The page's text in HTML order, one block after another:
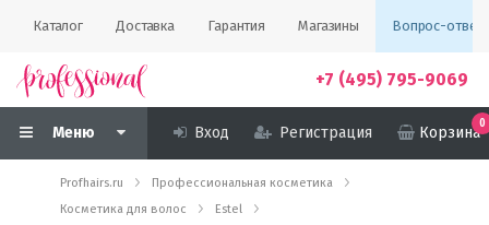
Каталог Доставка Гарантия Магазины Вопрос-ответ
+7 (495) 795-9069
Меню Вход Регистрация Корзина
0
Profhairs.ru
Профессиональная косметика
Косметика для волос
Estel